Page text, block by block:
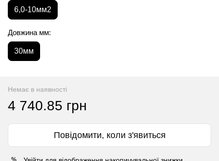
6,0-10мм2
Довжина мм:
30мм
Немає в наявності
4 740.85 грн
Повідомити, коли з'явиться
%